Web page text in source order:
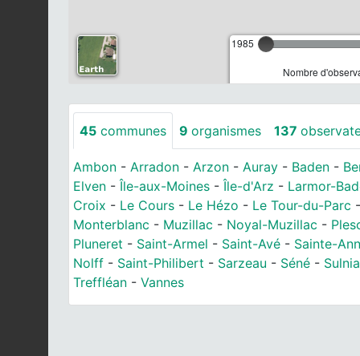
1985
Nombre
45 communes 9 organismes 137
Ambon - Arradon - Arzon - Auray - Baden -
Elven -Île-aux-Moines -Île-d'Arz - Larmor-
Croix - Le Cours - Le Hézo - Le Tour-du-Parc
Monterblanc - Muzillac - Noyal-Muzillac -
Pluneret - Saint-Armel - Saint-Avé - Sainte-
Nolff - Saint-Philibert - Sarzeau - Séné -
Treffléan - Vannes